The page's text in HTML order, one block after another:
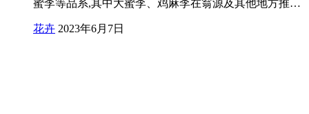
蜜李等品系,其中大蜜李、鸡麻李在翁源及其他地方推…
花卉 2023年6月7日